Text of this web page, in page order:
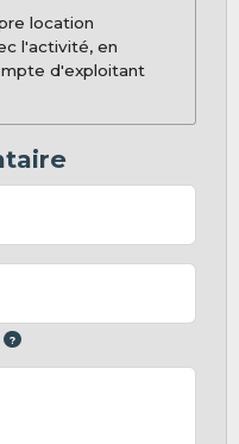
location
l'activité, en
d'exploitant